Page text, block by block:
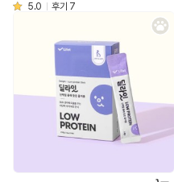
5.0 후기 7